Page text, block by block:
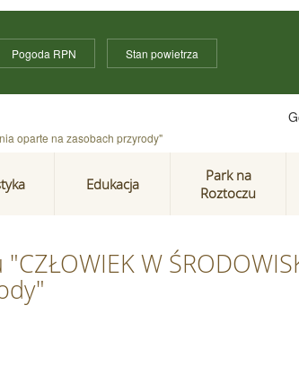
Pogoda RPN Stan powietrza
oparte na zasobach przyrody"
Edukacja
Park na
Roztoczu
W